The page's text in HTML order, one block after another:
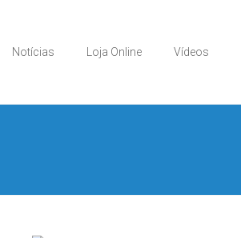
Notícias Loja Online Vídeos